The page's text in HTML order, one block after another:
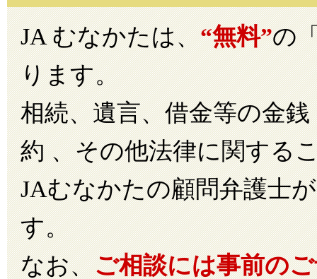
JA むなかたは、“無料”の
ります。
相続、遺言、借金等の金
約 、その他法律に関する
JAむなかたの顧問弁護士
す。
なお、ご相談には事前の